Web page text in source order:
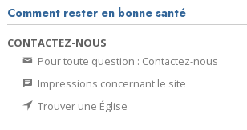
Comment rester en bonne santé
CONTACTEZ-NOUS
Pour toute question : Contactez-nous
Impressions concernant le site
Trouver une Église